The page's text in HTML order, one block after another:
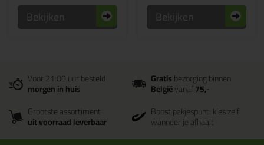
Bekijken Bekijken
Voor 21:00 uur besteld
morgen in huis
Gratisbezorging binnen
Belgiëvanaf75,-
Grootste assortiment
uit voorraad leverbaar
Bpost pakjespunt: kies zelf
wanneer je afhaalt